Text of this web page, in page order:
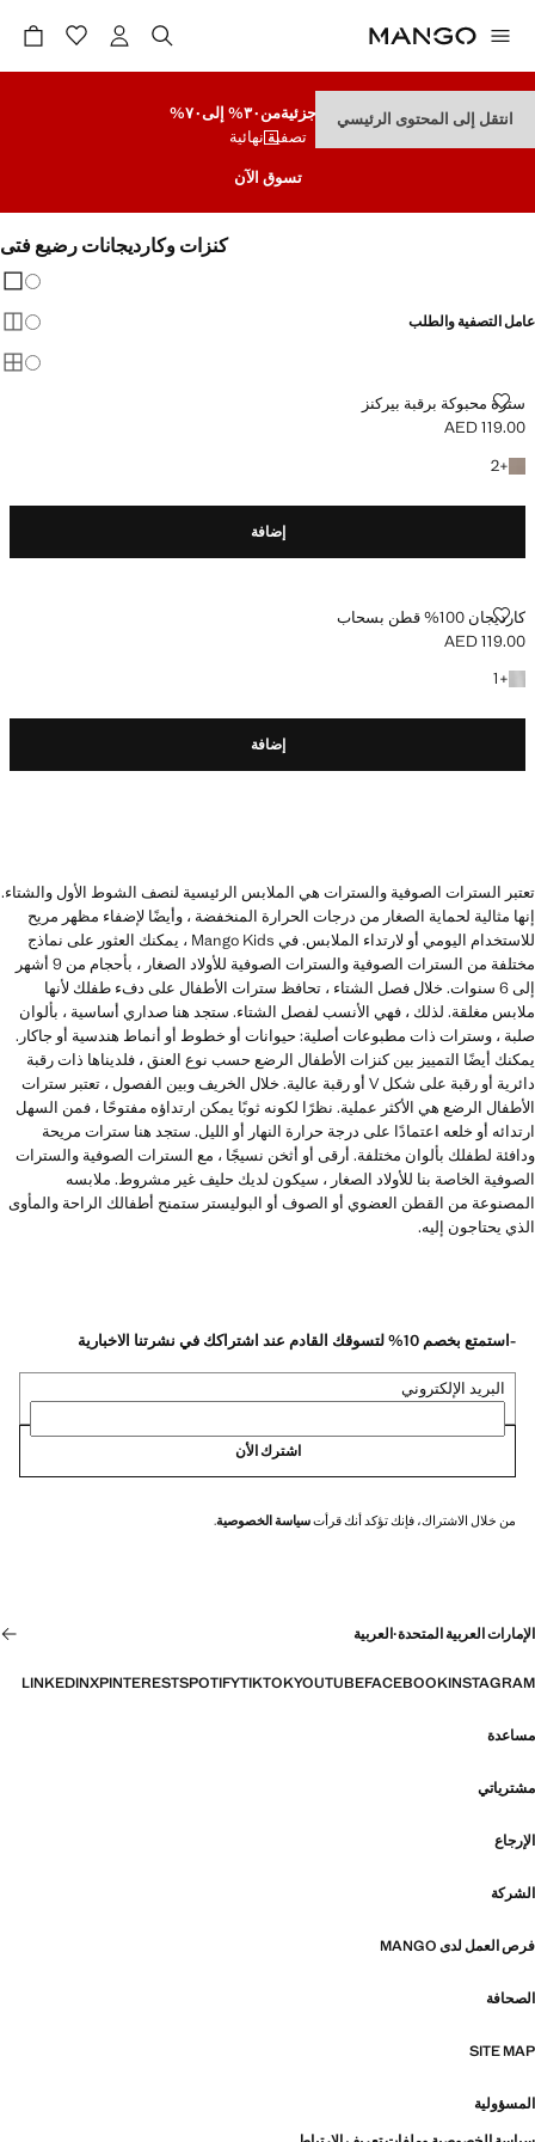
انتقل إلى المحتوى الرئيسيتنزيلات جزئيةمن٣٠% إلى٧٠%
تصفية نهائية
تسوق الآن
كنزات وكارديجانات رضيع فتى
عامل التصفية والطلب
سترة محبوكة برقبة بيركنز
سترة محبوكة برقبة بيركنز
السعر الحالي [AED 119.00 ]
AED 119.00
+
2+2 المزيد من الألوان
إضافة
كارديجان 100% قطن بسحابكارديجان 100% قطن بسحاب
السعر الحالي [AED 119.00 ]
AED 119.00
+
1
+ لون آخر
إضافة
تعتبر السترات الصوفية والسترات هي الملابس الرئيسية لنصف الشوط الأول والشتاء.
إنها مثالية لحماية الصغار من درجات الحرارة المنخفضة ، وأيضًا لإضفاء مظهر مريح
للاستخدام اليومي أو لارتداء الملابس. في Mango Kids ، يمكنك العثور على نماذج
مختلفة من السترات الصوفية والسترات الصوفية للأولاد الصغار ، بأحجام من 9 أشهر
إلى 6 سنوات. خلال فصل الشتاء ، تحافظ سترات الأطفال على دفء طفلك لأنها
ملابس مغلقة. لذلك ، فهي الأنسب لفصل الشتاء. ستجد هنا صداري أساسية ، بألوان
صلبة ، وسترات ذات مطبوعات أصلية: حيوانات أو خطوط أو أنماط هندسية أو جاكار.
يمكنك أيضًا التمييز بين كنزات الأطفال الرضع حسب نوع العنق ، فلديناها ذات رقبة
دائرية أو رقبة على شكل V أو رقبة عالية. خلال الخريف وبين الفصول ، تعتبر سترات
الأطفال الرضع هي الأكثر عملية. نظرًا لكونه ثوبًا يمكن ارتداؤه مفتوحًا ، فمن السهل
ارتدائه أو خلعه اعتمادًا على درجة حرارة النهار أو الليل. ستجد هنا سترات مريحة
ودافئة لطفلك بألوان مختلفة. أرقى أو أثخن نسيجًا ، مع السترات الصوفية والسترات
الصوفية الخاصة بنا للأولاد الصغار ، سيكون لديك حليف غير مشروط. ملابسه
المصنوعة من القطن العضوي أو الصوف أو البوليستر ستمنح أطفالك الراحة والمأوى
الذي يحتاجون إليه.
-استمتع بخصم 10% لتسوقك القادم عند اشتراكك في نشرتنا الاخبارية
البريد الإلكتروني
اشترك الأن
من خلال الاشتراك، فإنك تؤكد أنك قرأتسياسة الخصوصية.
الإمارات العربية المتحدة·العربية
INSTAGRAM
FACEBOOK
YOUTUBE
TIKTOK
SPOTIFY
PINTEREST
X
LINKEDIN
مساعدة
مشترياتي
الإرجاع
الشركة
فرص العمل لدى MANGO
الصحافة
SITE MAP
المسؤولية